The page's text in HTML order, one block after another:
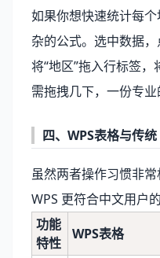
如果你想快速统计每
杂的公式。选中数据，
将“地区”拖入行标签，
需拖拽几下，一份专业
四、WPS表格与传
虽然两者操作习惯非常
WPS 更符合中文用户
功能
特性
WPS表格